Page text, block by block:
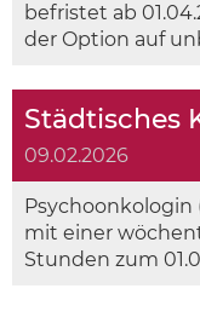
befristet ab
der Option auf
09.02.2026
Psychoonkologin
mit einer
Stunden zum